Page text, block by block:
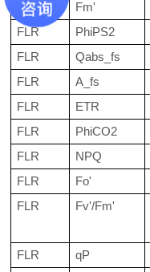
FLR
Fm'
FLR
PhiPS2
FLR
Qabs_fs
FLR
A_fs
FLR
ETR
FLR
PhiCO2
FLR
NPQ
FLR
Fo'
FLR
Fv'/Fm'
FLR
qP